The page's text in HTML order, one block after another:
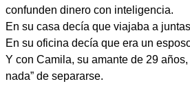
confunden dinero con inteligencia.
En su casa decía que viajaba a
En su oficina decía que era un
Y con Camila, su amante de 29
nada” de separarse.